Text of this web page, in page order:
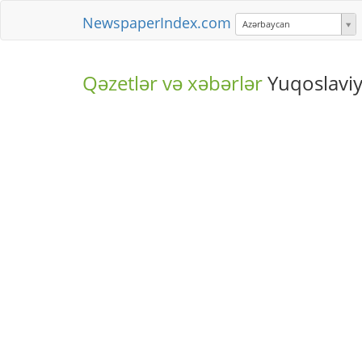
NewspaperIndex.com Azərbaycan
Qəzetlər və xəbərlər